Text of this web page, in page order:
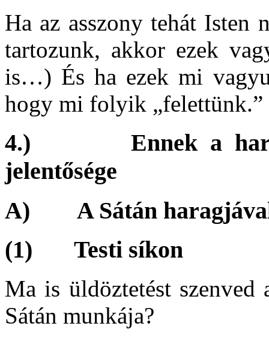
Ha az asszony tehát Isten
tartozunk, akkor ezek
is…) És ha ezek mi
hogy mi folyik „felettünk.”
4.) Ennek a
jelentősége
A) A Sátán haragjával
(1) Testi síkon
Ma is üldöztetést szenved
Sátán munkája?